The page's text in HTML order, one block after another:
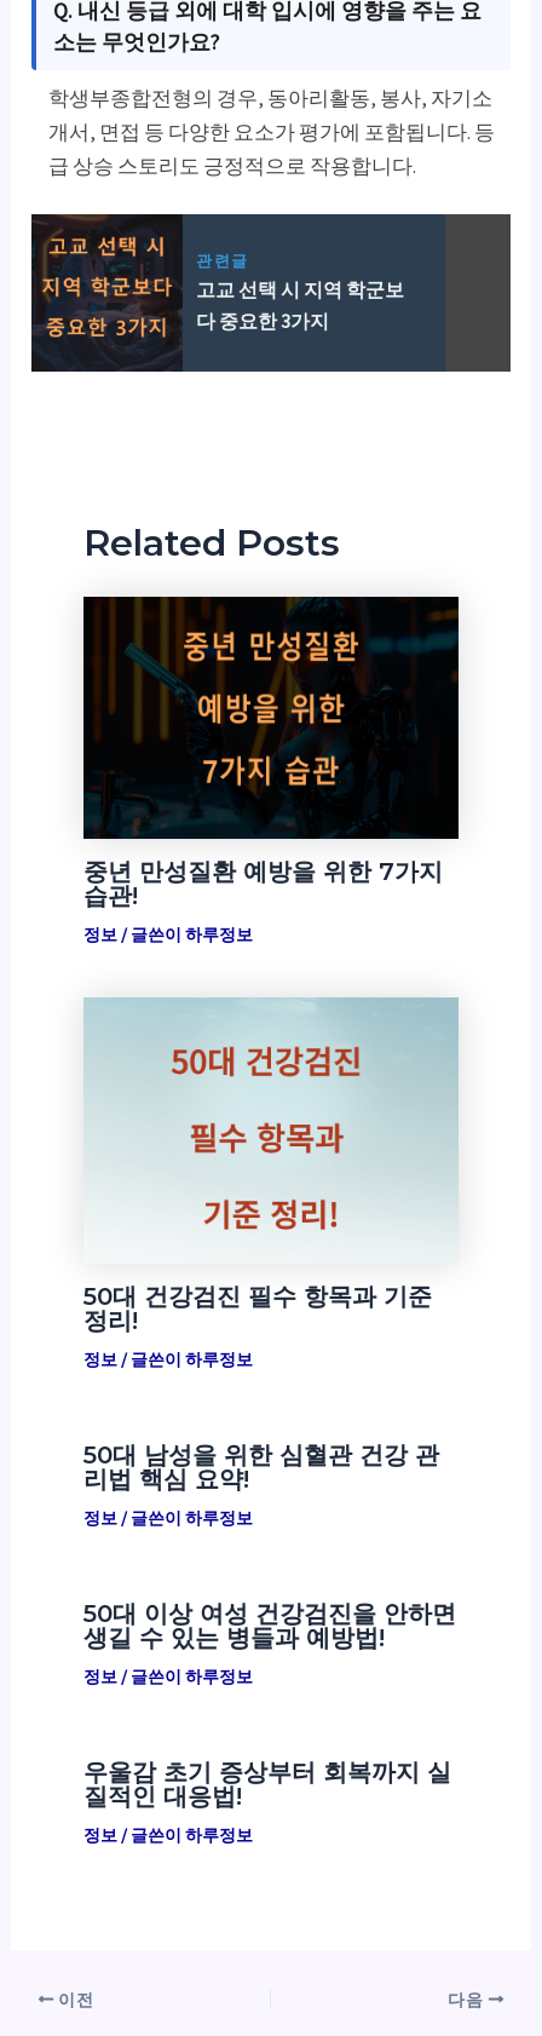
Q. 내신 등급 외에 대학 입시에 영향을 주는 요
소는 무엇인가요?
학생부종합전형의 경우, 동아리활동, 봉사, 자기소
개서, 면접 등 다양한 요소가 평가에 포함됩니다. 등
급 상승 스토리도 긍정적으로 작용합니다.
관련글
고교 선택 시 지역 학군보
다 중요한 3가지
Related Posts
중년 만성질환 예방을 위한 7가지
습관!
정보/ 글쓴이 하루정보
50대 건강검진 필수 항목과 기준
정리!
정보/ 글쓴이 하루정보
50대 남성을 위한 심혈관 건강 관
리법 핵심 요약!
정보/ 글쓴이 하루정보
50대 이상 여성 건강검진을 안하면
생길 수 있는 병들과 예방법!
정보/ 글쓴이 하루정보
우울감 초기 증상부터 회복까지 실
질적인 대응법!
정보/ 글쓴이 하루정보
이전 다음